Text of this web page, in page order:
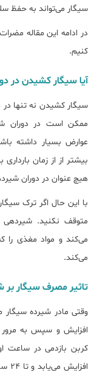
سیگار می‌تواند به حفظ
در ادامه این مقاله
کنیم.
آیا سیگار کشیدن در
سیگار کشیدن نه تنها در
ممکن است در دوران
عوارض بسیار داشته
بیشتر از از زمان
هیچ عنوان در دوران
با این حال اگر ترک
متوقف نکنید.
می‌کند و مواد مغذی را
می‌کند.
تاثیر مصرف سیگار بر
وقتی مادر شیرده
افزایش و سپس به مرور
کربن بازدمی در ساعت